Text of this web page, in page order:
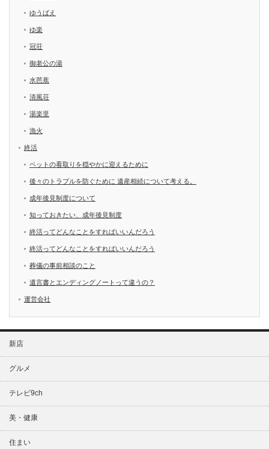
ゆうばえ
ゆ楽
冠荘
御老公の湯
水芭蕉
清風荘
湯楽里
漁火
終活
ペットの看取りを穏やかに迎えるために
後々のトラブルを防ぐために 遺産相続について考える。
成年後見制度について
知っておきたい、成年後見制度
終活ってどんなことをすればいいんだろう
終活ってどんなことをすればいいんだろう
葬儀の事前相談のこと
遺言書とエンディングノートって違うの？
運営会社
新店
グルメ
テレビ9ch
美・健康
住まい